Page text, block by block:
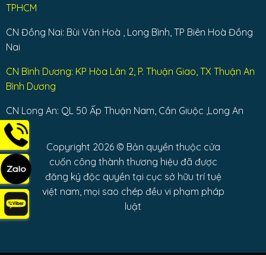
TPHCM
CN Đồng Nai: Bùi Văn Hoà , Long Bình, TP Biên Hoà Đồng
Nai
CN Bình Dương: KP Hòa Lân 2, P. Thuận Giao, TX Thuận An
Bình Dương
CN Long An: QL 50 Ấp Thuận Nam, Cần Giuộc ,Long An
Copyright 2026 © Bản quyền thuộc cửa
cuốn công thành thương hiệu đã được
đăng ký độc quyền tại cục sở hữu trí tuệ
việt nam, mọi sao chép đều vi phạm pháp
luật